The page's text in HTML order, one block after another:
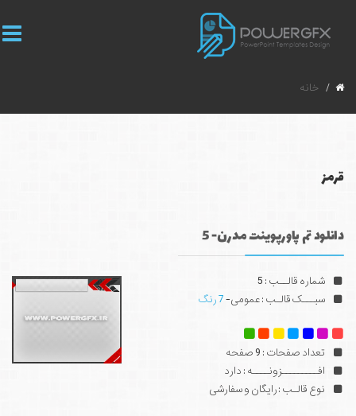
خانه
قرمز
دانلود تم پاورپوینت مدرن- 5
شماره قالــب : 5
سبـــک قالـب : عمومی-7 رنگ
تعداد صفحات : 9 صفحه
افـــــــــزونــــه : دارد
نوع قالـب : رایگان و سفارشی